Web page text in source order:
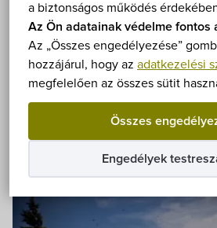
a biztonságos működés
Az Ön adatainak védelme fontos
Az „Összes engedélyezése”
hozzájárul, hogy az adatkezelési
megfelelően az összes sütit
Összes
Engedélyek
Éghajlat
Hegykő történelme
Szabadidő
Éttermek
honfoglalás előtti időből
temetőt is feltártak. A legújabb
tömör ezüstből készült
település első, késő avar kori
századból(Régészeti emlékek a
kiállítás tablói…)
Hegykő a honfoglalás után a
a soproni vár tulajdona lett.